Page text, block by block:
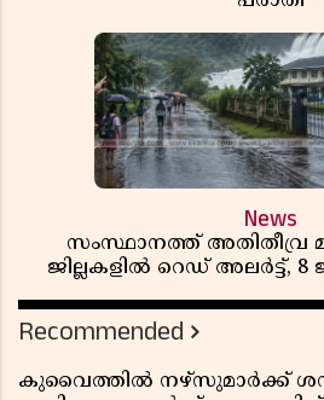
News
സംസ്ഥാനത്ത് അതിതീവ്ര മഴ
ജില്ലകളിൽ റെഡ് അലർട്ട്, 8
Recommended
കുവൈത്തിൽ നഴ്‌സുമാർക്ക്